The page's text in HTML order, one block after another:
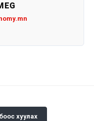
хуулах